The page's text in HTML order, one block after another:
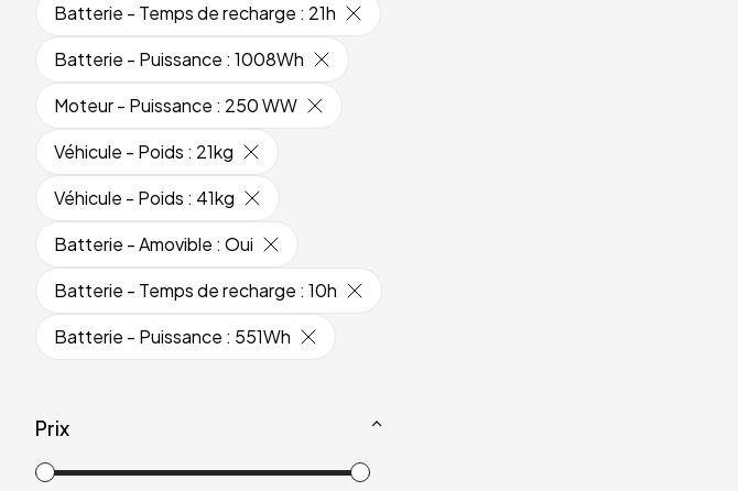
Batterie - Temps de recharge : 21h
Batterie - Puissance : 1008Wh
Moteur - Puissance : 250 WW
Véhicule - Poids : 21kg
Véhicule - Poids : 41kg
Batterie - Amovible : Oui
Batterie - Temps de recharge : 10h
Batterie - Puissance : 551Wh
Prix